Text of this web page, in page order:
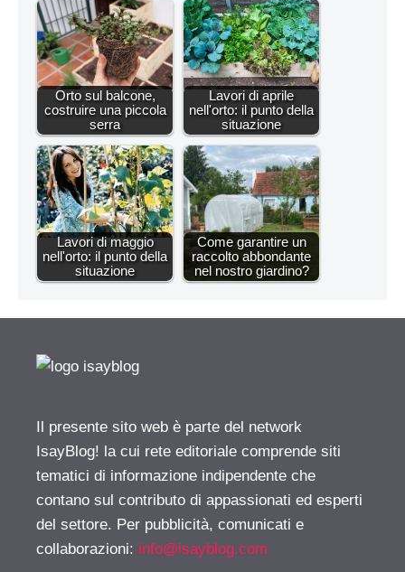
Orto sul balcone,
costruire una piccola
serra
Lavori di aprile
nell'orto: il punto della
situazione
Lavori di maggio
nell'orto: il punto della
situazione
Come garantire un
raccolto abbondante
nel nostro giardino?
Il presente sito web è parte del network
IsayBlog! la cui rete editoriale comprende siti
tematici di informazione indipendente che
contano sul contributo di appassionati ed esperti
del settore. Per pubblicità, comunicati e
collaborazioni: info@isayblog.com